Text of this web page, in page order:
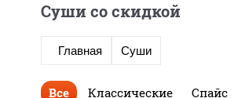
Суши со скидкой
Главная Суши
Все Классические Спайс